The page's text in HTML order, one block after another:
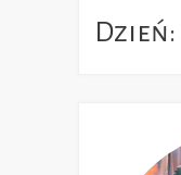
Dzień: